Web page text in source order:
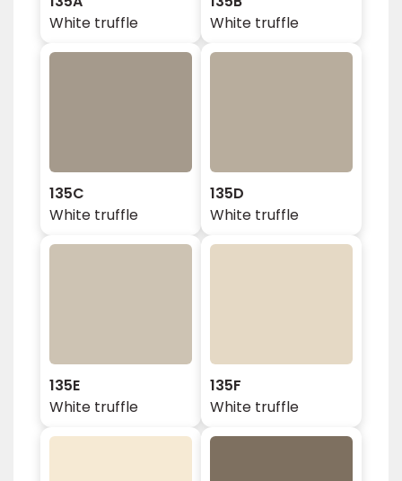
White truffle
White truffle
135C
White truffle
135D
White truffle
135E
White truffle
135F
White truffle